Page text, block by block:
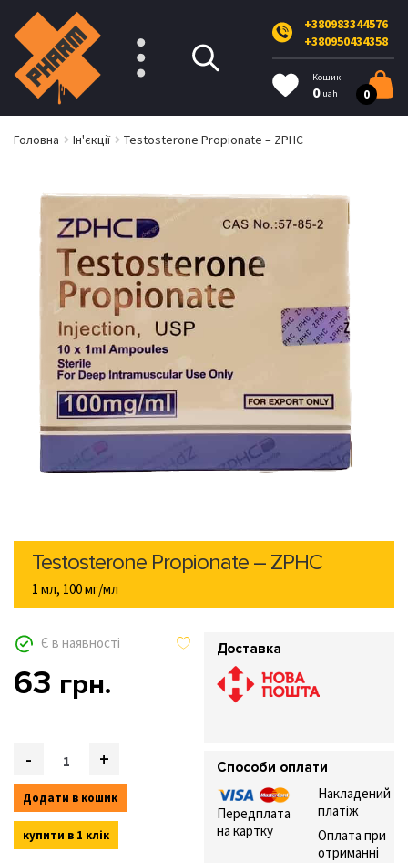
+380983344576
+380950434358
Кошик
0 uah 0
Головна Ін'єкції Testosterone Propionate – ZPHC
Доставка
Способи оплати
Передплата
на картку
Накладений
платіж
Оплата при
отриманні
Testosterone Propionate – ZPHC
1 мл, 100 мг/мл
Є в наявності
63 грн.
- +
Додати в кошик
купити в 1 клік